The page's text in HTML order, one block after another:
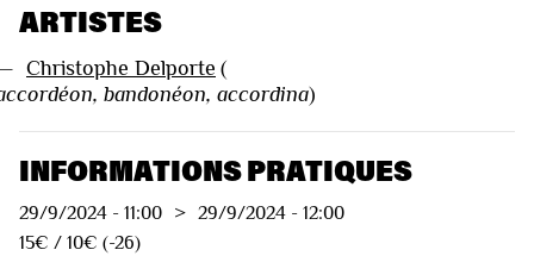
ARTISTES
Christophe Delporte (
bandonéon, accordina)
INFORMATIONS PRATIQUES
29/9/2024 - 11:00 > 29/9/2024 - 12:00
15€ / 10€ (-26)